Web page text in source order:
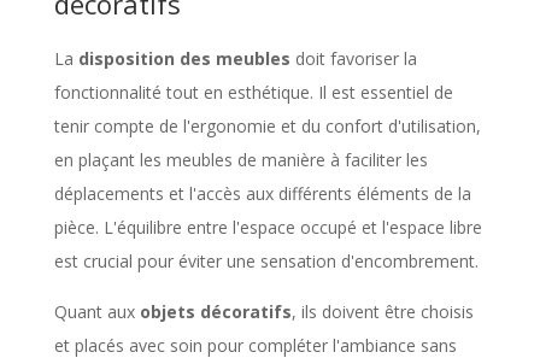
La disposition des meubles doit favoriser la
fonctionnalité tout en esthétique. Il est essentiel de
tenir compte de l'ergonomie et du confort d'utilisation,
en plaçant les meubles de manière à faciliter les
déplacements et l'accès aux différents éléments de la
pièce. L'équilibre entre l'espace occupé et l'espace libre
est crucial pour éviter une sensation d'encombrement.
Quant aux objets décoratifs, ils doivent être choisis
et placés avec soin pour compléter l'ambiance sans